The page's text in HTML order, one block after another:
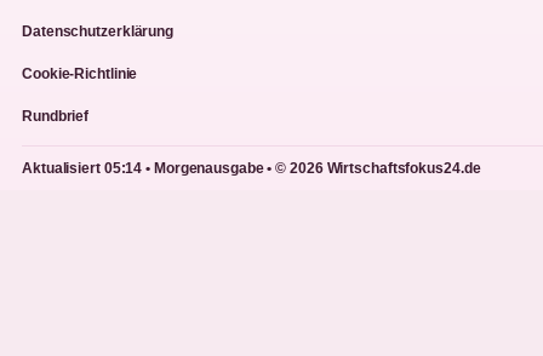
Datenschutzerklärung
Cookie-Richtlinie
Rundbrief
Aktualisiert 05:14 • Morgenausgabe • © 2026 Wirtschaftsfokus24.de